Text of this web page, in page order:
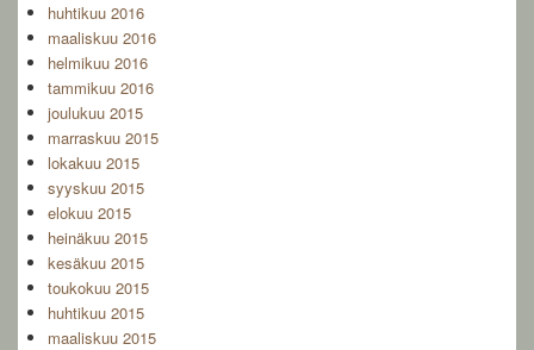
huhtikuu 2016
maaliskuu 2016
helmikuu 2016
tammikuu 2016
joulukuu 2015
marraskuu 2015
lokakuu 2015
syyskuu 2015
elokuu 2015
heinäkuu 2015
kesäkuu 2015
toukokuu 2015
huhtikuu 2015
maaliskuu 2015